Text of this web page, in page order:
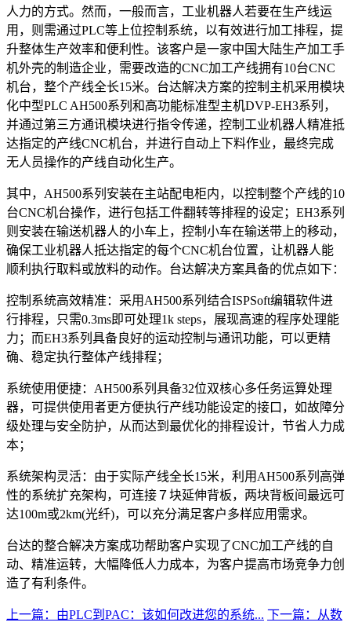
人力的方式。然而，一般而言，工业机器人若要在生产线运
用，则需通过PLC等上位控制系统，以有效进行加工排程，提
升整体生产效率和便利性。该客户是一家中国大陆生产加工手
机外壳的制造企业，需要改造的CNC加工产线拥有10台CNC
机台，整个产线全长15米。台达解决方案的控制主机采用模块
化中型PLC AH500系列和高功能标准型主机DVP-EH3系列，
并通过第三方通讯模块进行指令传递，控制工业机器人精准抵
达指定的产线CNC机台，并进行自动上下料作业，最终完成
无人员操作的产线自动化生产。
其中，AH500系列安装在主站配电柜内，以控制整个产线的10
台CNC机台操作，进行包括工件翻转等排程的设定；EH3系列
则安装在输送机器人的小车上，控制小车在输送带上的移动，
确保工业机器人抵达指定的每个CNC机台位置，让机器人能
顺利执行取料或放料的动作。台达解决方案具备的优点如下：
控制系统高效精准：采用AH500系列结合ISPSoft编辑软件进
行排程，只需0.3ms即可处理1k steps，展现高速的程序处理能
力；而EH3系列具备良好的运动控制与通讯功能，可以更精
确、稳定执行整体产线排程；
系统使用便捷：AH500系列具备32位双核心多任务运算处理
器，可提供使用者更方便执行产线功能设定的接口，如故障分
级处理与安全防护，从而达到最优化的排程设计，节省人力成
本；
系统架构灵活：由于实际产线全长15米，利用AH500系列高弹
性的系统扩充架构，可连接７块延伸背板，两块背板间最远可
达100m或2km(光纤)，可以充分满足客户多样应用需求。
台达的整合解决方案成功帮助客户实现了CNC加工产线的自
动、精准运转，大幅降低人力成本，为客户提高市场竞争力创
造了有利条件。
上一篇：由PLC到PAC：该如何改进您的系统... 下一篇：从数